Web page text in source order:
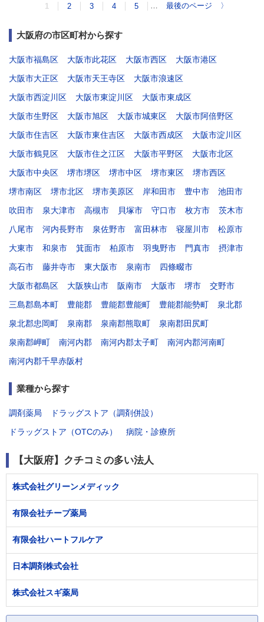
1 2 3 4 5 最後のページ 〉
大阪府の市区町村から探す
大阪市福島区 大阪市此花区 大阪市西区
大阪市港区
大阪市大正区
大阪市天王寺区
大阪市浪速区
大阪市西淀川区
大阪市東淀川区
大阪市東成区
大阪市生野区
大阪市旭区 大阪市城東区
大阪市阿倍野区
大阪市住吉区
大阪市東住吉区 大阪市西成区
大阪市淀川区
大阪市鶴見区
大阪市住之江区 大阪市平野区
大阪市北区
大阪市中央区
堺市堺区 堺市中区 堺市東区
堺市西区
堺市南区
堺市北区 堺市美原区 岸和田市 豊中市
池田市
吹田市
泉大津市 高槻市 貝塚市 守口市 枚方市
茨木市
八尾市
河内長野市 泉佐野市 富田林市 寝屋川市
松原市
大東市
和泉市 箕面市 柏原市 羽曳野市 門真市
摂津市
高石市
藤井寺市 東大阪市 泉南市
四條畷市
大阪市都島区
大阪狭山市 阪南市 大阪市 堺市
交野市
三島郡島本町
豊能郡 豊能郡豊能町 豊能郡能勢町
泉北郡
泉北郡忠岡町
泉南郡 泉南郡熊取町
泉南郡田尻町
泉南郡岬町
南河内郡 南河内郡太子町
南河内郡河南町
南河内郡千早赤阪村
業種から探す
調剤薬局
ドラッグストア（調剤併設）
ドラッグストア（OTCのみ）
病院・診療所
【大阪府】クチコミの多い法人
株式会社グリーンメディック
有限会社チープ薬局
有限会社ハートフルケア
日本調剤株式会社
株式会社スギ薬局